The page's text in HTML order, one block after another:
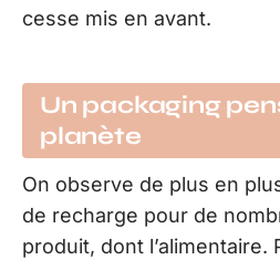
cesse mis en avant.
Un packaging
planète
On observe de plus en
de recharge pour de
produit, dont l’alimentaire.